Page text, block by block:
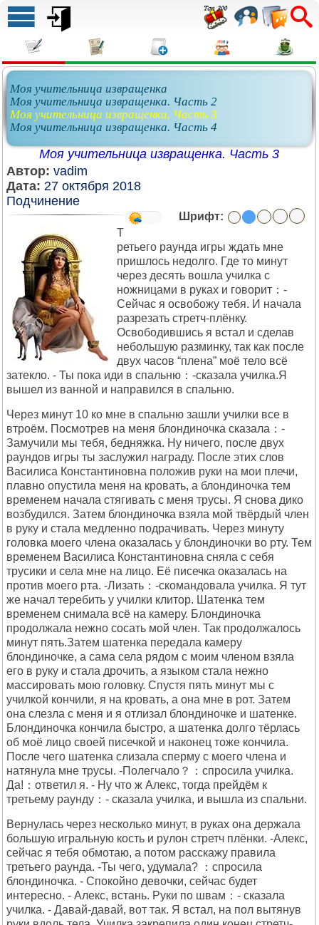
Моя учительница извращенка
Моя учительница извращенка. Часть 2
Моя учительница извращенка. Часть 3
Моя учительница извращенка. Часть 4
Моя учительница извращенка. Часть 3
Автор: vadim
Дата: 27 октября 2018
Подчинение
Шрифт:
Т
ретьего раунда игры ждать мне
пришлось недолго. Где то минут
через десять вошла училка с
ножницами в руках и говорит：-
Сейчас я освобожу тебя. И начала
разрезать стретч-плёнку.
Освободившись я встал и сделав
небольшую разминку, так как после
двух часов “плена” моё тело всё
затекло. - Ты пока иди в спальню：-сказала училка.Я
вышел из ванной и направился в спальню.
Через минут 10 ко мне в спальню зашли училки все в
втроём. Посмотрев на меня блондиночка сказала：-
Замучили мы тебя, бедняжка. Ну ничего, после двух
раундов игры ты заслужил награду. После этих слов
Василиса Константиновна положив руки на мои плечи,
плавно опустила меня на кровать, а блондиночка тем
временем начала стягивать с меня трусы. Я снова дико
возбудился. Затем блондиночка взяла мой твёрдый член
в руку и стала медленно подрачивать. Через минуту
головка моего члена оказалась у блондиночки во рту. Тем
временем Василиса Константиновна сняла с себя
трусики и села мне на лицо. Её писечка оказалась на
против моего рта. -Лизать：-скомандовала училка. Я тут
же начал теребить у училки клитор. Шатенка тем
временем снимала всё на камеру. Блондиночка
продолжала нежно сосать мой член. Так продолжалось
минут пять.Затем шатенка передала камеру
блондиночке, а сама села рядом с моим членом взяла
его в руку и стала дрочить, а языком стала нежно
массировать мою головку. Спустя пять минут мы с
училкой кончили, я на кровать, а она мне в рот. Затем
она слезла с меня и я отлизал блондиночке и шатенке.
Блондиночка кончила быстро, а шатенка долго тёрлась
об моё лицо своей писечкой и наконец тоже кончила.
После чего шатенка слизала сперму с моего члена и
натянула мне трусы. -Полегчало？：спросила училка.
Да!：ответил я. - Ну что ж Алекс, тогда прейдём к
третьему раунду：- сказала училка, и вышла из спальни.
Вернулась через несколько минут, в руках она держала
большую игральную кость и рулон стретч плёнки. -Алекс,
сейчас я тебя обмотаю, а потом расскажу правила
третьего раунда. -Ты чего, удумала? ：спросила
блондиночка. - Спокойно девочки, сейчас будет
интересно. - Алекс, встань. Руки по швам：- сказала
училка. - Давай-давай, вот так. Я встал, на пол вытянув